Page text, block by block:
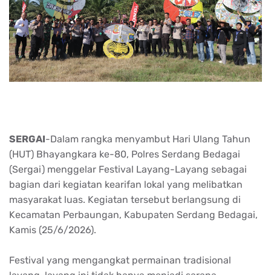
SERGAI-Dalam rangka menyambut Hari Ulang Tahun
(HUT) Bhayangkara ke-80, Polres Serdang Bedagai
(Sergai) menggelar Festival Layang-Layang sebagai
bagian dari kegiatan kearifan lokal yang melibatkan
masyarakat luas. Kegiatan tersebut berlangsung di
Kecamatan Perbaungan, Kabupaten Serdang Bedagai,
Kamis (25/6/2026).
Festival yang mengangkat permainan tradisional